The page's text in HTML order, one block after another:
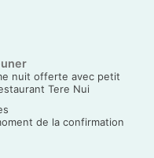
nuit offerte avec petit
Tere Nui
de la confirmation